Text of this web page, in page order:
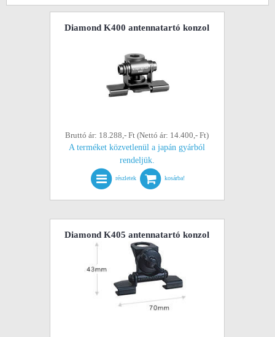
Diamond K400 antennatartó konzol
Bruttó ár: 18.288,- Ft (Nettó ár: 14.400,- Ft)
A terméket közvetlenül a japán gyárból
rendeljük.
részletek kosárba!
Diamond K405 antennatartó konzol